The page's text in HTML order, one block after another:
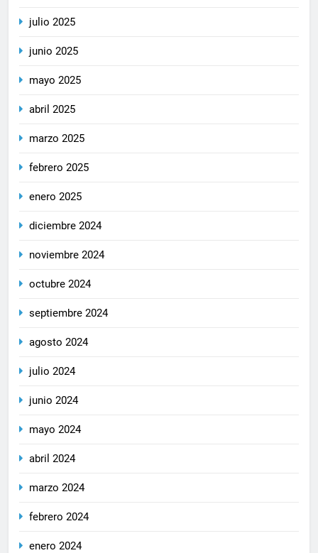
julio 2025
junio 2025
mayo 2025
abril 2025
marzo 2025
febrero 2025
enero 2025
diciembre 2024
noviembre 2024
octubre 2024
septiembre 2024
agosto 2024
julio 2024
junio 2024
mayo 2024
abril 2024
marzo 2024
febrero 2024
enero 2024